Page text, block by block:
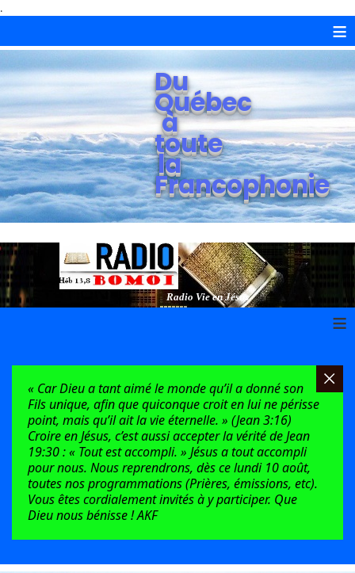
.
≡
Du
Québec
à
toute
la
Francophonie
Radio Vie en Jésus
≡
« Car Dieu a tant aimé le monde qu’il a donné son
Fils unique, afin que quiconque croit en lui ne périsse
point, mais qu’il ait la vie éternelle. » (Jean 3:16)
Croire en Jésus, c’est aussi accepter la vérité de Jean
19:30 : « Tout est accompli. » Jésus a tout accompli
pour nous. Nous reprendrons, dès ce lundi 10 août,
toutes nos programmations (Prières, émissions, etc).
Vous êtes cordialement invités à y participer. Que
Dieu nous bénisse ! AKF